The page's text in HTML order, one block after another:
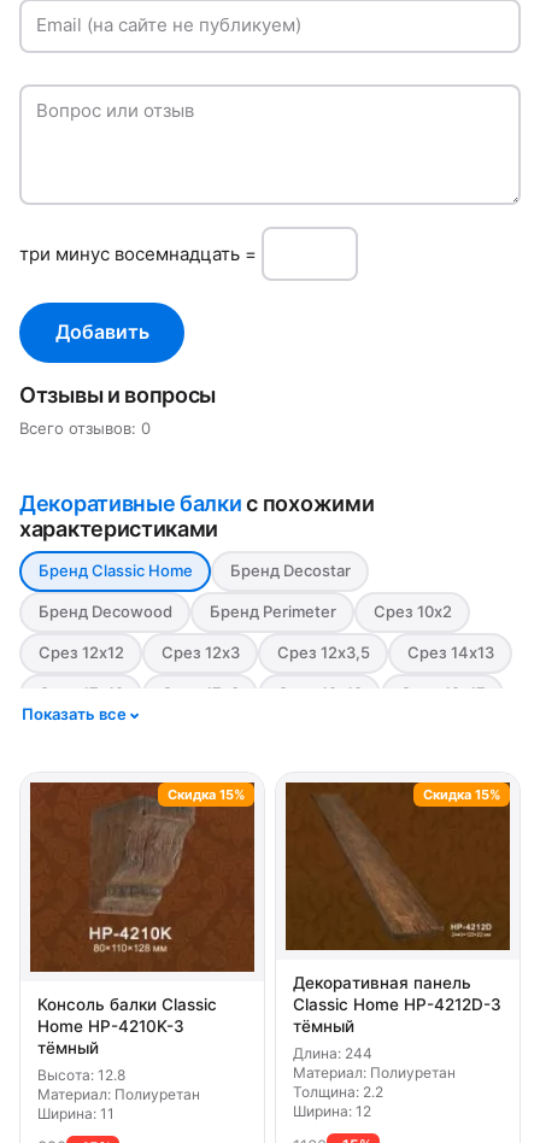
Email (на сайте не публикуем)
Вопрос или отзыв
три минуc восемнадцать =
Добавить
Отзывы и вопросы
Всего отзывов: 0
Декоративные балкис похожими
характеристиками
Бренд Classic Home Бренд Decostar
Бренд Decowood Бренд Perimeter Срез 10х2
Срез 12х12 Срез 12х3 Срез 12х3,5 Срез 14х13
Срез 17х19 Срез 17х3 Срез 19х13 Срез 19х17
Стиль Модерн Стиль Рустик Цвет Белый
Цвет Красный Цвет светлый Цвет Серый
Цвет тёмный
Показать все
Консоль балки Classic
Home HP-4210K-3
тёмный
Высота: 12.8
Материал: Полиуретан
Ширина: 11
Скидка 15%
Декоративная панель
Classic Home HP-4212D-3
тёмный
Длина: 244
Материал: Полиуретан
Толщина: 2.2
Ширина: 12
Скидка 15%